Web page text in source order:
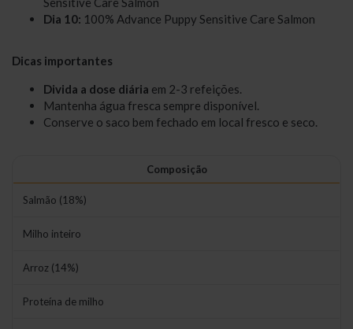
Dia 10: 100% Advance Puppy Sensitive Care Salmon
Dicas importantes
Divida a dose diária em 2-3 refeições.
Mantenha água fresca sempre disponível.
Conserve o saco bem fechado em local fresco e seco.
Composição
Salmão (18%)
Milho inteiro
Arroz (14%)
Proteína de milho